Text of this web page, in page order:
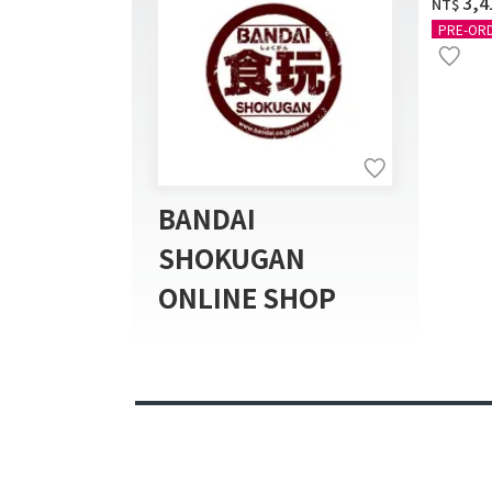
BANDAI
SHOKUGAN
ONLINE SHOP
BONUS
PRE-